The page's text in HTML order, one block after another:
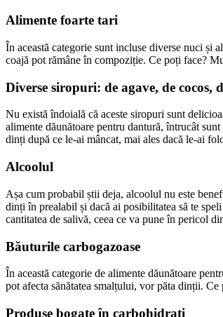
Alimente foarte tari
În această categorie sunt incluse diverse nuci și
coajă pot rămâne în compoziție. Ce poți face?
Diverse siropuri: de agave, de cocos,
Nu există îndoială că aceste siropuri sunt
alimente dăunătoare pentru dantură, întrucât
dinți după ce le-ai mâncat, mai ales dacă le-ai
Alcoolul
Așa cum probabil știi deja, alcoolul nu este
dinți în prealabil și dacă ai posibilitatea să te
cantitatea de salivă, ceea ce va pune în pericol
Băuturile carbogazoase
În această categorie de alimente dăunătoare
pot afecta sănătatea smalțului, vor păta dinții.
Produse bogate în carbohidrați